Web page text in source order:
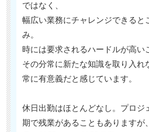
ではなく、
幅広い業務にチャレンジできると
み。
時には要求されるハードルが高い
その分常に新たな知識を取り入れ
常に有意義だと感じています。
休日出勤はほとんどなし。プロジ
期で残業があることもありますが、